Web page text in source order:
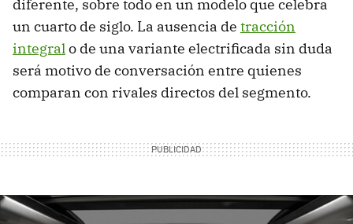
diferente, sobre todo en un modelo que celebra
un cuarto de siglo. La ausencia de tracción
integralo de una variante electrificada sin duda
será motivo de conversación entre quienes
comparan con rivales directos del segmento.